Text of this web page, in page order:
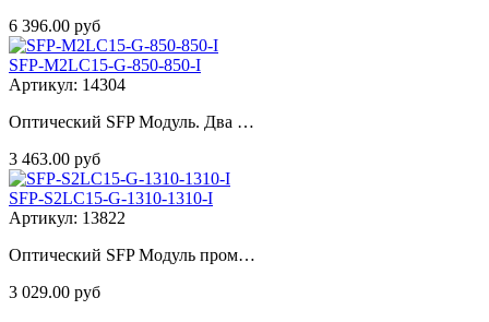
6 396.00 руб
SFP-M2LC15-G-850-850-I
Артикул: 14304
Оптический SFP Модуль. Два …
3 463.00 руб
SFP-S2LC15-G-1310-1310-I
Артикул: 13822
Оптический SFP Модуль пром…
3 029.00 руб